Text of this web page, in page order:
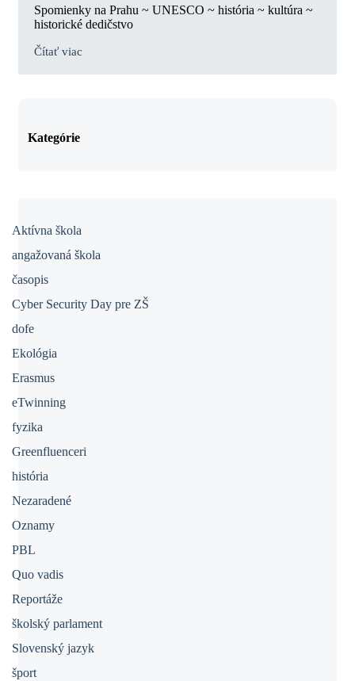
Spomienky na Prahu ~ UNESCO ~ história ~ kultúra ~
historické dedičstvo
Čítať viac
Kategórie
Aktívna škola
angažovaná škola
časopis
Cyber Security Day pre ZŠ
dofe
Ekológia
Erasmus
eTwinning
fyzika
Greenfluenceri
história
Nezaradené
Oznamy
PBL
Quo vadis
Reportáže
školský parlament
Slovenský jazyk
šport